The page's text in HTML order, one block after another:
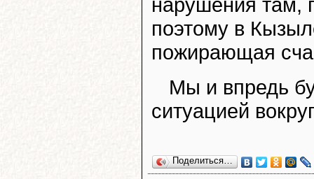
поэтому в
пожирающая
Мы и впредь
ситуацией
Поделиться…